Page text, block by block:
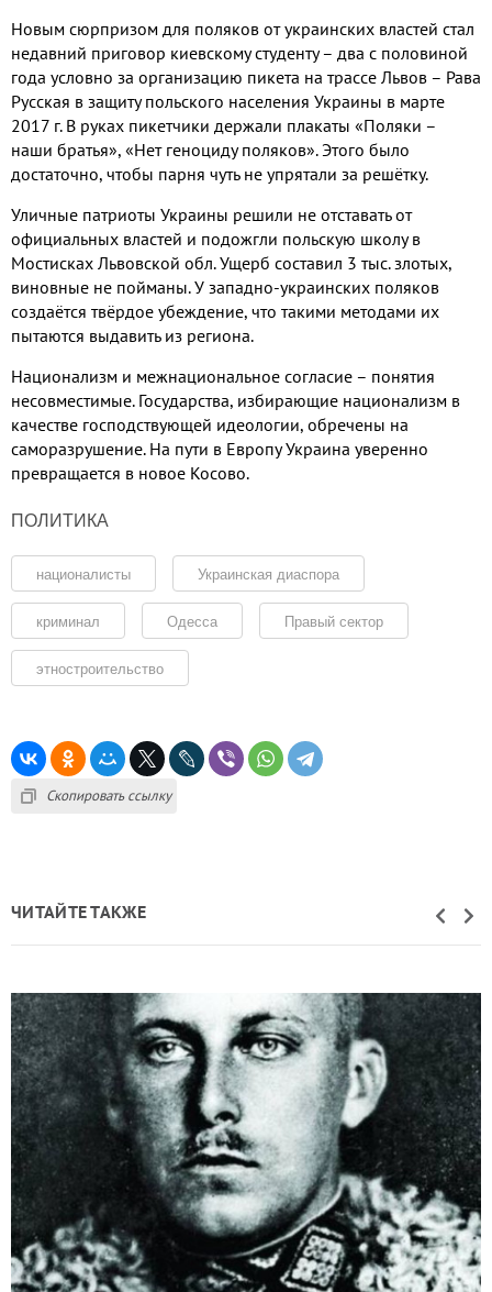
Новым сюрпризом для поляков от украинских властей стал
недавний приговор киевскому студенту – два с половиной
года условно за организацию пикета на трассе Львов – Рава
Русская в защиту польского населения Украины в марте
2017 г. В руках пикетчики держали плакаты «Поляки –
наши братья», «Нет геноциду поляков». Этого было
достаточно, чтобы парня чуть не упрятали за решётку.
Уличные патриоты Украины решили не отставать от
официальных властей и подожгли польскую школу в
Мостисках Львовской обл. Ущерб составил 3 тыс. злотых,
виновные не пойманы. У западно-украинских поляков
создаётся твёрдое убеждение, что такими методами их
пытаются выдавить из региона.
Национализм и межнациональное согласие – понятия
несовместимые. Государства, избирающие национализм в
качестве господствующей идеологии, обречены на
саморазрушение. На пути в Европу Украина уверенно
превращается в новое Косово.
ПОЛИТИКА
националисты Украинская диаспора
криминал Одесса Правый сектор
этностроительство
Скопировать ссылку
ЧИТАЙТЕ ТАКЖЕ